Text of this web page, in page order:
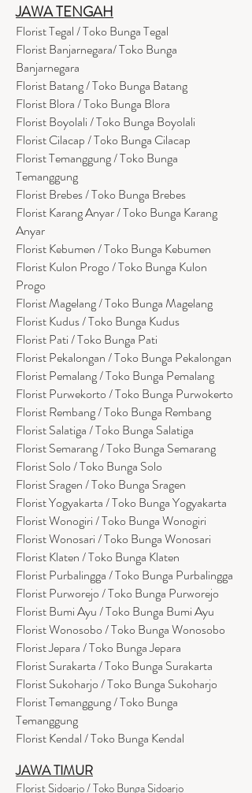
JAWA TENGAH
Florist Tegal / Toko Bunga Tegal
Florist Banjarnegara/ Toko Bunga
Banjarnegara
Florist Batang / Toko Bunga Batang
Florist Blora / Toko Bunga Blora
Florist Boyolali / Toko Bunga Boyolali
Florist Cilacap / Toko Bunga Cilacap
Florist Temanggung / Toko Bunga
Temanggung
Florist Brebes / Toko Bunga Brebes
Florist Karang Anyar / Toko Bunga Karang
Anyar
Florist Kebumen / Toko Bunga Kebumen
Florist Kulon Progo / Toko Bunga Kulon
Progo
Florist Magelang / Toko Bunga Magelang
Florist Kudus / Toko Bunga Kudus
Florist Pati / Toko Bunga Pati
Florist Pekalongan / Toko Bunga Pekalongan
Florist Pemalang / Toko Bunga Pemalang
Florist Purwekorto / Toko Bunga Purwokerto
Florist Rembang / Toko Bunga Rembang
Florist Salatiga / Toko Bunga Salatiga
Florist Semarang / Toko Bunga Semarang
Florist Solo / Toko Bunga Solo
Florist Sragen / Toko Bunga Sragen
Florist Yogyakarta / Toko Bunga Yogyakarta
Florist Wonogiri / Toko Bunga Wonogiri
Florist Wonosari / Toko Bunga Wonosari
Florist Klaten / Toko Bunga Klaten
Florist Purbalingga / Toko Bunga Purbalingga
Florist Purworejo / Toko Bunga Purworejo
Florist Bumi Ayu / Toko Bunga Bumi Ayu
Florist Wonosobo / Toko Bunga Wonosobo
Florist Jepara / Toko Bunga Jepara
Florist Surakarta / Toko Bunga Surakarta
Florist Sukoharjo / Toko Bunga Sukoharjo
Florist Temanggung / Toko Bunga
Temanggung
Florist Kendal / Toko Bunga Kendal
JAWA TIMUR
Florist Sidoarjo / Toko Bunga Sidoarjo